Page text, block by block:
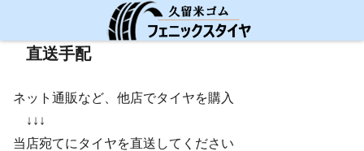
直送手配
ネット通販など、他店でタイヤを購入
↓↓↓
当店宛てにタイヤを直送してください